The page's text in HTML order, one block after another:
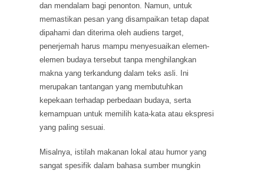
dan mendalam bagi penonton. Namun, untuk
memastikan pesan yang disampaikan tetap dapat
dipahami dan diterima oleh audiens target,
penerjemah harus mampu menyesuaikan elemen-
elemen budaya tersebut tanpa menghilangkan
makna yang terkandung dalam teks asli. Ini
merupakan tantangan yang membutuhkan
kepekaan terhadap perbedaan budaya, serta
kemampuan untuk memilih kata-kata atau ekspresi
yang paling sesuai.
Misalnya, istilah makanan lokal atau humor yang
sangat spesifik dalam bahasa sumber mungkin